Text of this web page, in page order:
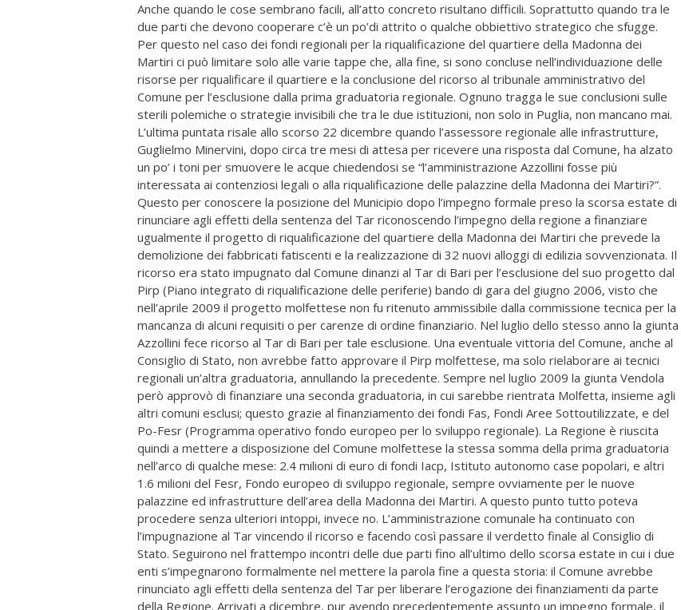
Anche quando le cose sembrano facili, all’atto concreto risultano difficili. Soprattutto quando tra le
due parti che devono cooperare c’è un po’di attrito o qualche obbiettivo strategico che sfugge.
Per questo nel caso dei fondi regionali per la riqualificazione del quartiere della Madonna dei
Martiri ci può limitare solo alle varie tappe che, alla fine, si sono concluse nell’individuazione delle
risorse per riqualificare il quartiere e la conclusione del ricorso al tribunale amministrativo del
Comune per l’esclusione dalla prima graduatoria regionale. Ognuno tragga le sue conclusioni sulle
sterili polemiche o strategie invisibili che tra le due istituzioni, non solo in Puglia, non mancano mai.
L’ultima puntata risale allo scorso 22 dicembre quando l’assessore regionale alle infrastrutture,
Guglielmo Minervini, dopo circa tre mesi di attesa per ricevere una risposta dal Comune, ha alzato
un po’ i toni per smuovere le acque chiedendosi se “l’amministrazione Azzollini fosse più
interessata ai contenziosi legali o alla riqualificazione delle palazzine della Madonna dei Martiri?”.
Questo per conoscere la posizione del Municipio dopo l’impegno formale preso la scorsa estate di
rinunciare agli effetti della sentenza del Tar riconoscendo l’impegno della regione a finanziare
ugualmente il progetto di riqualificazione del quartiere della Madonna dei Martiri che prevede la
demolizione dei fabbricati fatiscenti e la realizzazione di 32 nuovi alloggi di edilizia sovvenzionata. Il
ricorso era stato impugnato dal Comune dinanzi al Tar di Bari per l’esclusione del suo progetto dal
Pirp (Piano integrato di riqualificazione delle periferie) bando di gara del giugno 2006, visto che
nell’aprile 2009 il progetto molfettese non fu ritenuto ammissibile dalla commissione tecnica per la
mancanza di alcuni requisiti o per carenze di ordine finanziario. Nel luglio dello stesso anno la giunta
Azzollini fece ricorso al Tar di Bari per tale esclusione. Una eventuale vittoria del Comune, anche al
Consiglio di Stato, non avrebbe fatto approvare il Pirp molfettese, ma solo rielaborare ai tecnici
regionali un’altra graduatoria, annullando la precedente. Sempre nel luglio 2009 la giunta Vendola
però approvò di finanziare una seconda graduatoria, in cui sarebbe rientrata Molfetta, insieme agli
altri comuni esclusi; questo grazie al finanziamento dei fondi Fas, Fondi Aree Sottoutilizzate, e del
Po-Fesr (Programma operativo fondo europeo per lo sviluppo regionale). La Regione è riuscita
quindi a mettere a disposizione del Comune molfettese la stessa somma della prima graduatoria
nell’arco di qualche mese: 2.4 milioni di euro di fondi Iacp, Istituto autonomo case popolari, e altri
1.6 milioni del Fesr, Fondo europeo di sviluppo regionale, sempre ovviamente per le nuove
palazzine ed infrastrutture dell’area della Madonna dei Martiri. A questo punto tutto poteva
procedere senza ulteriori intoppi, invece no. L’amministrazione comunale ha continuato con
l’impugnazione al Tar vincendo il ricorso e facendo così passare il verdetto finale al Consiglio di
Stato. Seguirono nel frattempo incontri delle due parti fino all’ultimo dello scorsa estate in cui i due
enti s’impegnarono formalmente nel mettere la parola fine a questa storia: il Comune avrebbe
rinunciato agli effetti della sentenza del Tar per liberare l’erogazione dei finanziamenti da parte
della Regione. Arrivati a dicembre, pur avendo precedentemente assunto un impegno formale, il